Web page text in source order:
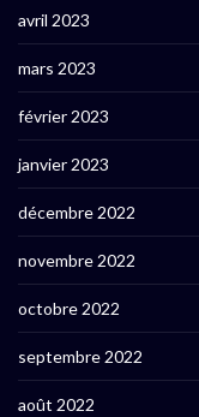
avril 2023
mars 2023
février 2023
janvier 2023
décembre 2022
novembre 2022
octobre 2022
septembre 2022
août 2022